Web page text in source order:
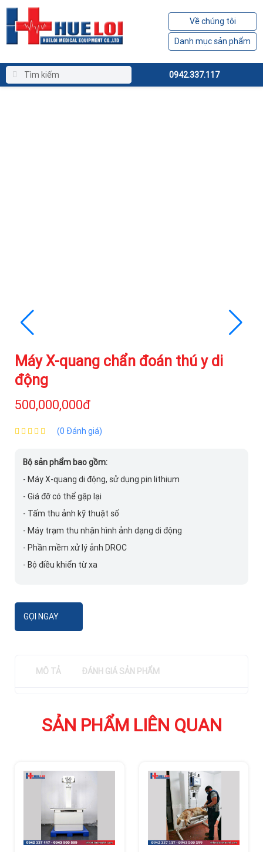
Về chúng tôi
Danh mục sản phẩm
0942.337.117
Máy X-quang chẩn đoán thú y di
động
500,000,000đ
(0 Đánh giá)
Bộ sản phẩm bao gồm:
- Máy X-quang di động, sử dụng pin lithium
- Giá đỡ có thể gập lại
- Tấm thu ảnh kỹ thuật số
- Máy trạm thu nhận hình ảnh dạng di động
- Phần mềm xử lý ảnh DROC
- Bộ điều khiển từ xa
GỌI NGAY
MÔ TẢ ĐÁNH GIÁ SẢN PHẨM
SẢN PHẨM LIÊN QUAN